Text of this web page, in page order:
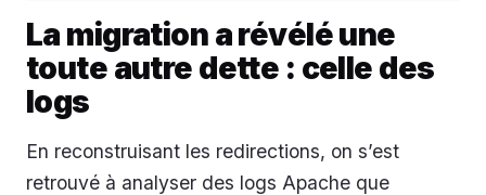
La migration a révélé une
toute autre dette : celle des
logs
En reconstruisant les redirections, on s’est
retrouvé à analyser des logs Apache que